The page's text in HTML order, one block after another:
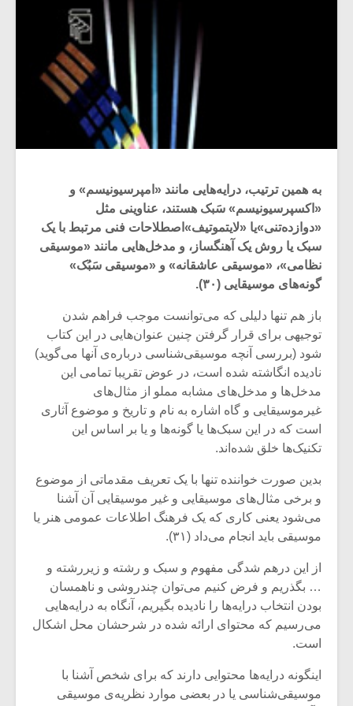
به همین ترتیب، درایه‌هایی مانند «امپرسیونیسم» و
«اکسپرسیونیسم» سَبک هستند، عناوینی مثل
«دوازده‌تنی»یا «لایتموتیف»اصطلاحات فنی مرتبط با یک
سبک یا روش یک آهنگساز، و مدخل‌هایی مانند «موسیقی
نظامی»، «موسیقی عاشقانه» و «موسیقی سَبُک»
گونه‌های موسیقایی (۳۰).
باز هم تنها دلیلی که می‌توانست موجب فراهم شدن
توجیهی برای قرار گرفتن چنین عنوان‌هایی در این کتاب
شود (بررسی آنچه موسیقی‌شناسی درباره‌ی آنها می‌گوید)
نادیده انگاشته شده است، در عوض تقریبا تمامی این
مدخل‌ها و مدخل‌های مشابه مملو از مثال‌های
غیرموسیقایی و گاه اشاره به نام و تاریخ و موضوع آثاری
است که در این سبک‌ها یا گونه‌ها و یا بر اساس این
تکنیک‌ها خلق شده‌اند.
بدین صورت خواننده تنها با یک تعریف مقدماتی از موضوع
و برخی مثال‌های موسیقایی و غیر موسیقایی آن آشنا
می‌شود یعنی کاری که یک فرهنگ اطلاعات عمومی هنر یا
موسیقی باید انجام می‌داد (۳۱).
از این درهم شدگی مفهوم و سبک و رشته و زیررشته و
… بگذریم و فرض کنیم می‌توان چندروشی و ناهمسان
بودن انتخاب درایه‌ها را نادیده بگیریم، آنگاه به درایه‌هایی
می‌رسیم که محتوای ارائه شده در شرحشان محل اشکال
است.
اینگونه درایه‌ها محتوایی دارند که برای شخص آشنا با
موسیقی‌شناسی یا در بعضی موارد نظریه‌ی موسیقی
میکلوش روژا
یادداشتی بر موسیقی
متن فیلم «متری